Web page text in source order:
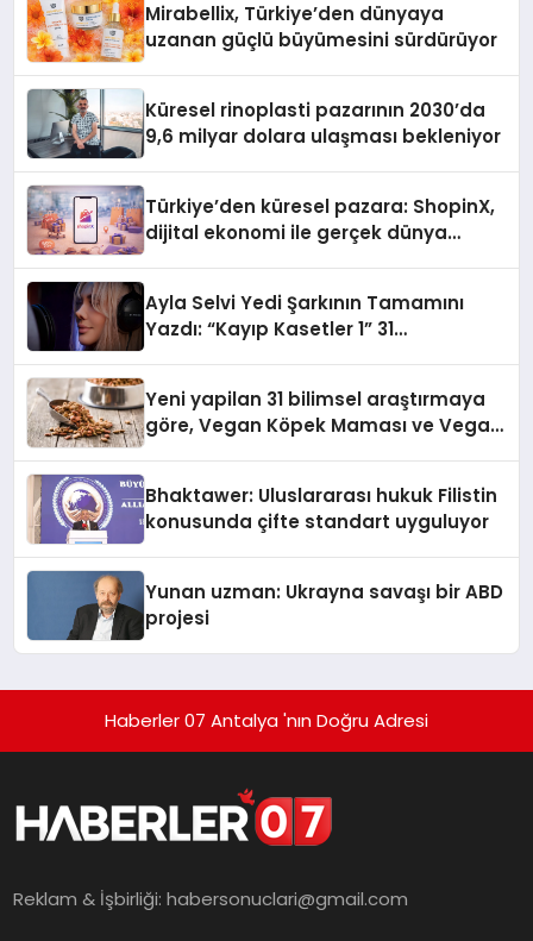
Mirabellix, Türkiye’den dünyaya
uzanan güçlü büyümesini sürdürüyor
Küresel rinoplasti pazarının 2030’da
9,6 milyar dolara ulaşması bekleniyor
Türkiye’den küresel pazara: ShopinX,
dijital ekonomi ile gerçek dünya
Ayla Selvi Yedi Şarkının Tamamını
Yazdı: “Kayıp Kasetler 1” 31
Yeni yapilan 31 bilimsel araştırmaya
göre, Vegan Köpek Maması ve Vegan
Bhaktawer: Uluslararası hukuk Filistin
konusunda çifte standart uyguluyor
Yunan uzman: Ukrayna savaşı bir ABD
projesi
Haberler 07 Antalya 'nın Doğru Adresi
Reklam & İşbirliği:habersonuclari@gmail.com